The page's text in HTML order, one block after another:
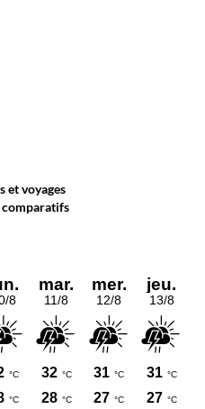
et voyages
comparatifs